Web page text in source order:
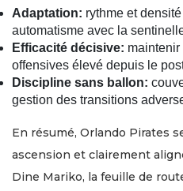
Adaptation: rythme et
automatisme avec la
Efficacité décisive:
offensives élevé depuis le
Discipline sans ballon:
gestion des transitions
En résumé, Orlando Pirates
ascension et clairement
Dine Mariko, la feuille de